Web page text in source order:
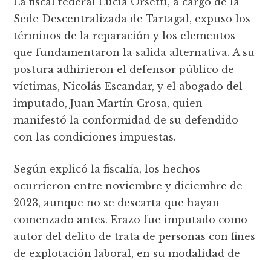
Sede Descentralizada de Tartagal, expuso los
términos de la reparación y los elementos
que fundamentaron la salida alternativa. A su
postura adhirieron el defensor público de
víctimas, Nicolás Escandar, y el abogado del
imputado, Juan Martín Crosa, quien
manifestó la conformidad de su defendido
con las condiciones impuestas.
Según explicó la fiscalía, los hechos
ocurrieron entre noviembre y diciembre de
2023, aunque no se descarta que hayan
comenzado antes. Erazo fue imputado como
autor del delito de trata de personas con fines
de explotación laboral, en su modalidad de